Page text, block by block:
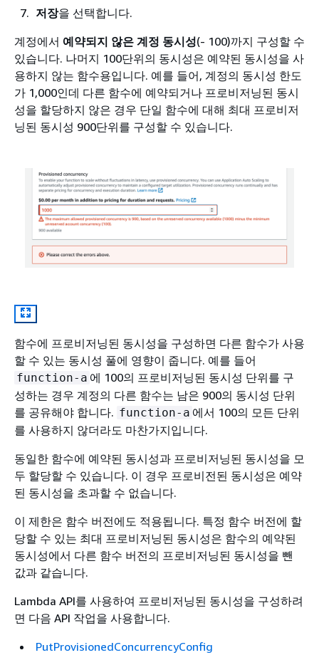
저장을 선택합니다.
계정에서 예약되지 않은 계정 동시성(- 100)까지 구성할 수
있습니다. 나머지 100단위의 동시성은 예약된 동시성을 사
용하지 않는 함수용입니다. 예를 들어, 계정의 동시성 한도
가 1,000인데 다른 함수에 예약되거나 프로비저닝된 동시
성을 할당하지 않은 경우 단일 함수에 대해 최대 프로비저
닝된 동시성 900단위를 구성할 수 있습니다.
함수에 프로비저닝된 동시성을 구성하면 다른 함수가 사용
할 수 있는 동시성 풀에 영향이 줍니다. 예를 들어
function-a 에 100의 프로비저닝된 동시성 단위를 구
성하는 경우 계정의 다른 함수는 남은 900의 동시성 단위
를 공유해야 합니다. function-a 에서 100의 모든 단위
를 사용하지 않더라도 마찬가지입니다.
동일한 함수에 예약된 동시성과 프로비저닝된 동시성을 모
두 할당할 수 있습니다. 이 경우 프로비전된 동시성은 예약
된 동시성을 초과할 수 없습니다.
이 제한은 함수 버전에도 적용됩니다. 특정 함수 버전에 할
당할 수 있는 최대 프로비저닝된 동시성은 함수의 예약된
동시성에서 다른 함수 버전의 프로비저닝된 동시성을 뺀
값과 같습니다.
Lambda API를 사용하여 프로비저닝된 동시성을 구성하려
면 다음 API 작업을 사용합니다.
PutProvisionedConcurrencyConfig